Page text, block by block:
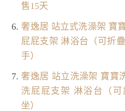
售15天
奢逸居 站立式洗澡架 寶
屁屁支架 淋浴台（可折
手）
奢逸居 站立洗澡架 寶寶
洗屁屁支架 淋浴台（
坐）